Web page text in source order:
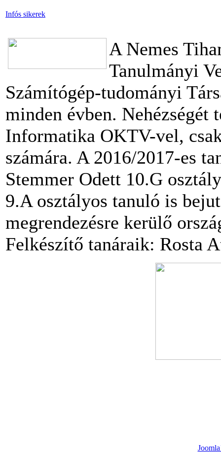
Infós sikerek
A Nemes
Tanulmányi
Számítógép-tudományi
minden évben. Nehézségét
Informatika OKTV-vel,
számára. A 2016/2017-es
Stemmer Odett 10.G
9.A osztályos tanuló is
megrendezésre kerülő
Felkészítő tanáraik: Rosta